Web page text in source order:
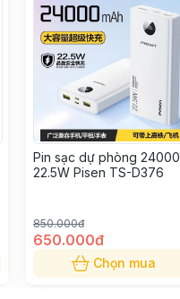
Pin sạc dự phòng 24000
22.5W Pisen TS-D376
850.000đ
650.000đ
Chọn mua